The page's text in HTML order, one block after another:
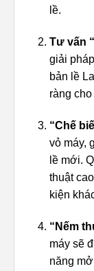
lề.
Tư vấn
giải
bản lề
ràng
“Chế
vỏ máy,
lề mới.
thuật
kiện
“Nếm
máy sẽ
năng